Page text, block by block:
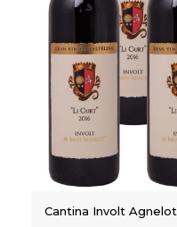
Cantina Involt Agnelot